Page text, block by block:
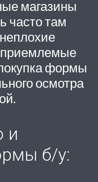
магазины
часто там
приемлемые
формы
осмотра
и
б/у: